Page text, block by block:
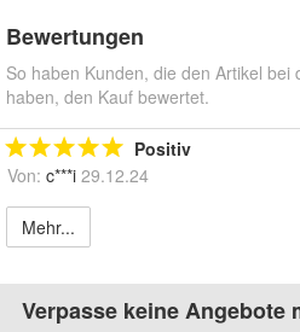
Bewertungen
So haben Kunden, die den Artikel bei
haben, den Kauf bewertet.
Positiv
Von: c***i 29.12.24
Mehr...
Verpasse keine Angebote